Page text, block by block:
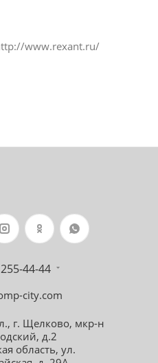
www.rexant.ru/
44-44
city.com
г. Щелково, мкр-н
д.2
область, ул.